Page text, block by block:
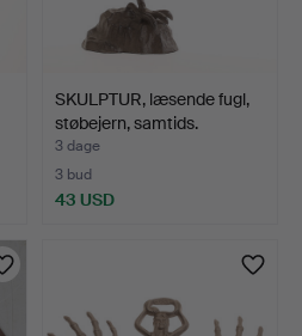
SKULPTUR, læsende fugl,
støbejern, samtids.
3 dage
3 bud
43 USD